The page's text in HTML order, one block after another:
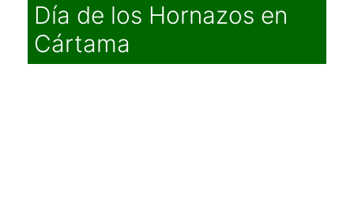
Día de los Hornazos en
Cártama